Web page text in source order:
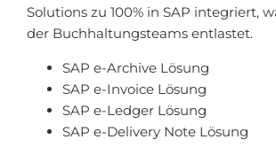
Solutions zu 100% in SAP integriert,
der Buchhaltungsteams entlastet.
SAP e-Archive Lösung
SAP e-Invoice Lösung
SAP e-Ledger Lösung
SAP e-Delivery Note Lösung